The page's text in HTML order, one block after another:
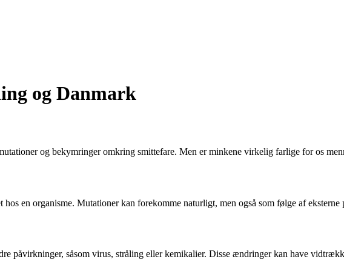
og Danmark
og bekymringer omkring smittefare. Men er minkene virkelig farlige for os
en organisme. Mutationer kan forekomme naturligt, men også som følge af
påvirkninger, såsom virus, stråling eller kemikalier. Disse ændringer kan have